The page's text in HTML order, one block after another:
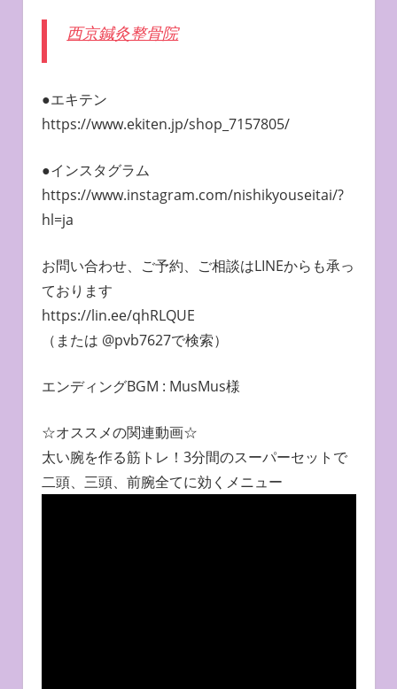
西京鍼灸整骨院
●エキテン
https://www.ekiten.jp/shop_7157805/
●インスタグラム
https://www.instagram.com/nishikyouseitai/?
hl=ja
お問い合わせ、ご予約、ご相談はLINEからも承っ
ております
https://lin.ee/qhRLQUE
（または @pvb7627で検索）
エンディングBGM : MusMus様
☆オススメの関連動画☆
太い腕を作る筋トレ！3分間のスーパーセットで
二頭、三頭、前腕全てに効くメニュー